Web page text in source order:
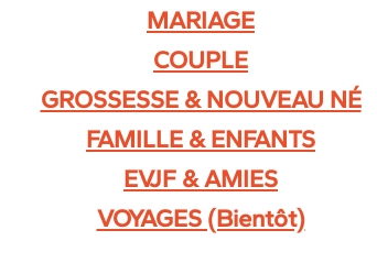
MARIAGE
COUPLE
GROSSESSE & NOUVEAU NÉ
FAMILLE & ENFANTS
EVJF & AMIES
VOYAGES (Bientôt)